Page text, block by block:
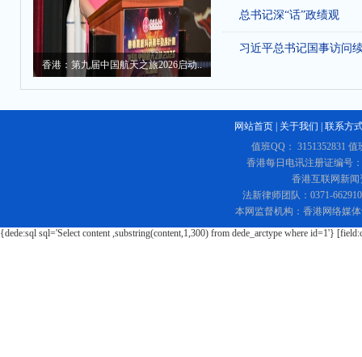
香港：第九届中国航天之旅2026启动..
总书记深“话”政绩观
习近平总书记国事访问
网站首页 | 关于我们 | 联系方
值班QQ： 3151352831
香港每日电讯注册证编号
香港互联网新闻
法新律师团队：0371-
本网监督机构：香港网络媒
{dede:sql sql='Select content ,substring(content,1,300) from dede_arctype where id=1'}